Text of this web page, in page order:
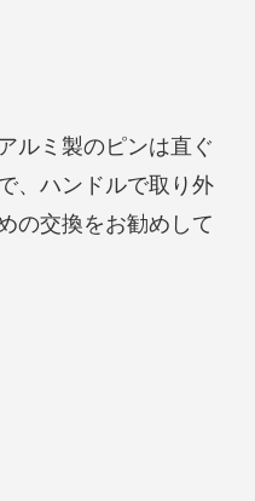
ルミ製のピンは直ぐ
、ハンドルで取り外
の交換をお勧めして